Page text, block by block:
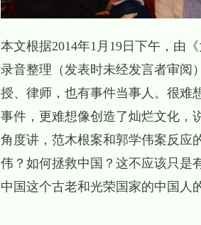
本文根据2014年1月19日下午，由
录音整理（发表时未经发言者审阅
授、律师，也有事件当事人。很难
事件，更难想像创造了灿烂文化，
角度讲，范木根案和郭学伟案反应
伟？如何拯救中国？这不应该只是
中国这个古老和光荣国家的中国人